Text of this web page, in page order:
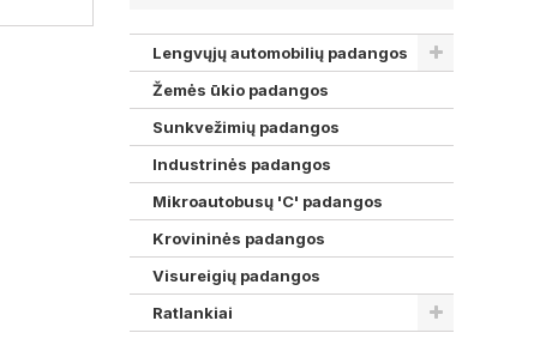
Lengvųjų automobilių padangos
Žemės ūkio padangos
Sunkvežimių padangos
Industrinės padangos
Mikroautobusų 'C' padangos
Krovininės padangos
Visureigių padangos
Ratlankiai